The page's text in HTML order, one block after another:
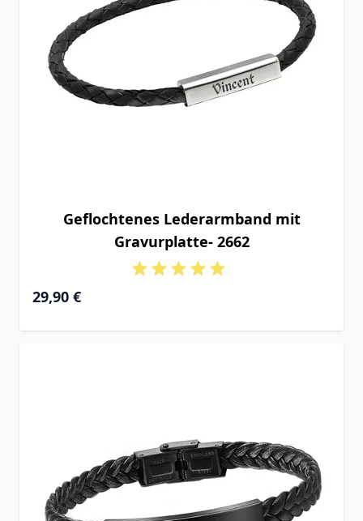
Geflochtenes Lederarmband mit
Gravurplatte- 2662
29,90 €